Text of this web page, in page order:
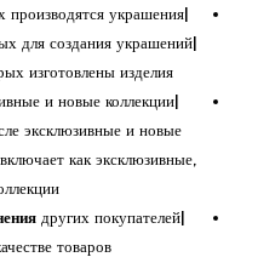
производятся украшения|
для создания украшений|
изготовлены изделия.
и новые коллекции|
эксклюзивные и новые
как эксклюзивные,
других покупателей|
товаров.